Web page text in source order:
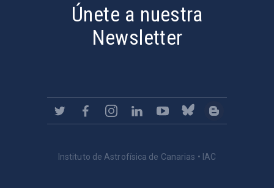
Únete a nuestra
Newsletter
Instituto de Astrofísica de Canarias • IAC